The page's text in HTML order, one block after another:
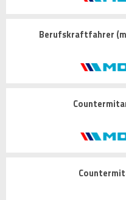
Berufskraftfahrer